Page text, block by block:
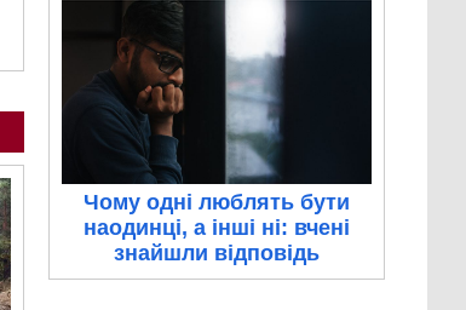
Чому одні люблять бути
наодинці, а інші ні: вчені
знайшли відповідь